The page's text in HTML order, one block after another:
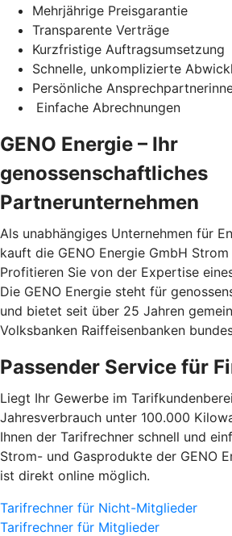
Mehrjährige Preisgarantie
Transparente Verträge
Kurzfristige Auftragsumsetzung
Schnelle, unkomplizierte
Persönliche
Einfache Abrechnungen
GENO Energie – Ihr
genossenschaftliches
Partnerunternehmen
Als unabhängiges Unternehmen für
kauft die GENO Energie GmbH
Profitieren Sie von der Expertise
Die GENO Energie steht für
und bietet seit über 25 Jahren
Volksbanken Raiffeisenbanken
Passender Service für
Liegt Ihr Gewerbe im
Jahresverbrauch unter 100.000
Ihnen der Tarifrechner schnell und
Strom- und Gasprodukte der GENO
ist direkt online möglich.
Tarifrechner für Nicht-Mitglieder
Tarifrechner für Mitglieder